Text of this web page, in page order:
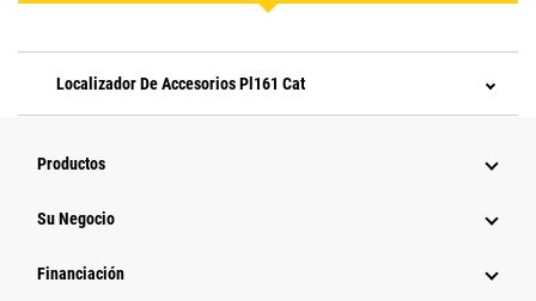
Localizador De Accesorios Pl161 Cat
Productos
Su Negocio
Financiación